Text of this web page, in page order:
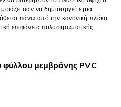
σαν να δημιουργείτε μια
πάνω από την κανονική πλάκα.
επιφάνεια πολυστρωματικής
φύλλου μεμβράνης PVC